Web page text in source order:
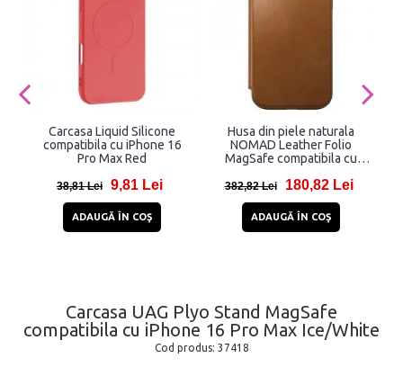
Carcasa Liquid Silicone
compatibila cu iPhone 16
Pro Max Red
38,81 Lei 9,81 Lei
ADAUGĂ ÎN COŞ
Husa din piele naturala
NOMAD Leather Folio
MagSafe compatibila cu
382,82 Lei 180,82 Lei
ADAUGĂ ÎN COŞ
Carcasa UAG Plyo Stand MagSafe
compatibila cu iPhone 16 Pro Max Ice/White
Cod produs: 37418